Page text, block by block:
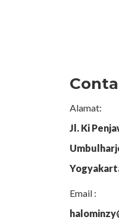
Alamat:
Jl. Ki
Email :